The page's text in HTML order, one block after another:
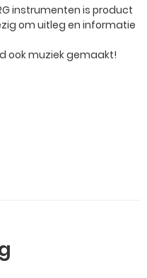
instrumenten is product
om uitleg en informatie
ook muziek gemaakt!